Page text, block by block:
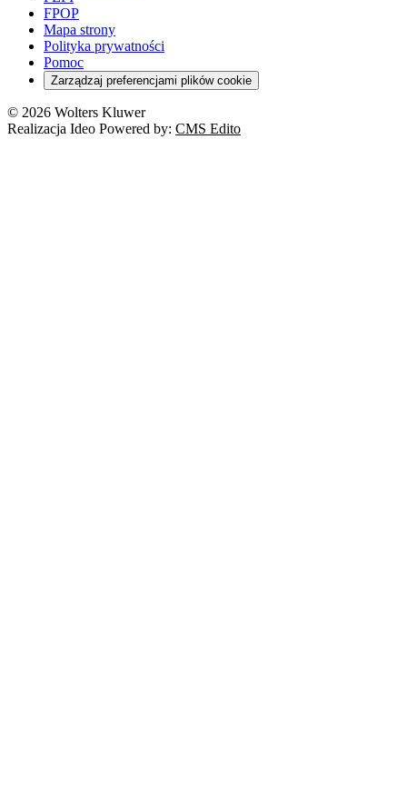
FPOP
Mapa strony
Polityka prywatności
Pomoc
Zarządzaj preferencjami plików cookie
© 2026 Wolters Kluwer
Realizacja Ideo Powered by: CMS Edito